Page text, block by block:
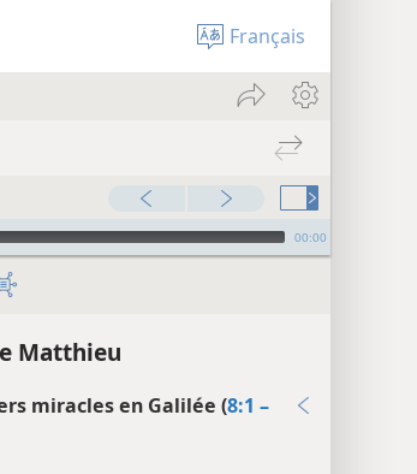
Français
00:00
Matthieu
miracles en Galilée (8:1 –